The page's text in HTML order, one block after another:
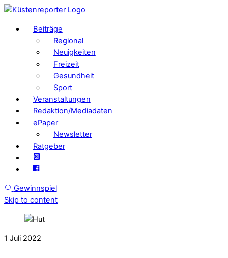
Beiträge
Regional
Neuigkeiten
Freizeit
Gesundheit
Sport
Veranstaltungen
Redaktion/Mediadaten
ePaper
Newsletter
Ratgeber
Gewinnspiel
Skip to content
1 Juli 2022